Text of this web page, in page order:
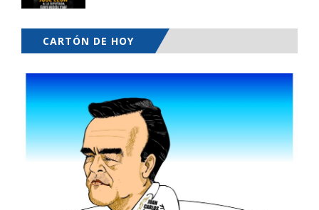
CARTÓN DE HOY